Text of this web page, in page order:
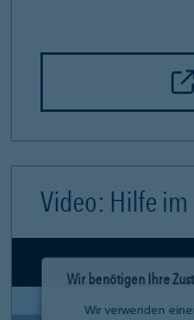
Video: Hilfe im
Wir benötigen Ihre
Wir verwenden